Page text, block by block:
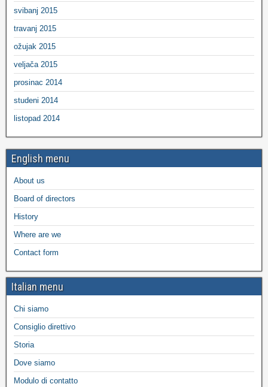
svibanj 2015
travanj 2015
ožujak 2015
veljača 2015
prosinac 2014
studeni 2014
listopad 2014
English menu
About us
Board of directors
History
Where are we
Contact form
Italian menu
Chi siamo
Consiglio direttivo
Storia
Dove siamo
Modulo di contatto